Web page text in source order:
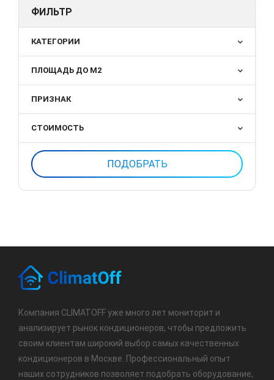
ФИЛЬТР
КАТЕГОРИИ
ПЛОЩАДЬ ДО М2
ПРИЗНАК
СТОИМОСТЬ
Компания CLIMATOFF уже много лет мониторит и
анализирует рынок кондиционеров, чтобы предложить
своим клиентам широкий выбор самых качественных
кондиционеров в Москве. Профессиональный опыт
наших сотрудников позволяет подобрать оборудование,